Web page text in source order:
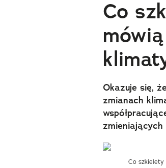
Co
Okazuje się,
zmianach
zmieniających
Co szkielety